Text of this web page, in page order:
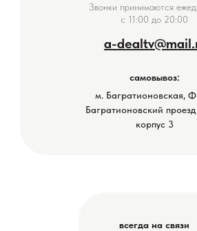
м. Багратионовская,
Багратионовский
корпус 3
a-
Звонки принимаются
с 11:00 до 20:00
самовывоз:
всегда на связи